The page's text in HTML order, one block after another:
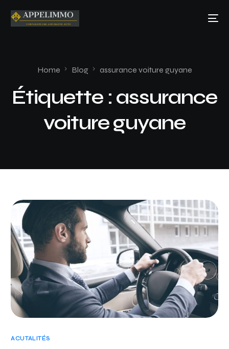
Home Blog assurance voiture guyane
Étiquette : assurance
voiture guyane
ACUTALITÉS